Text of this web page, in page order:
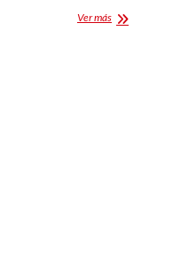
Ver másResuena